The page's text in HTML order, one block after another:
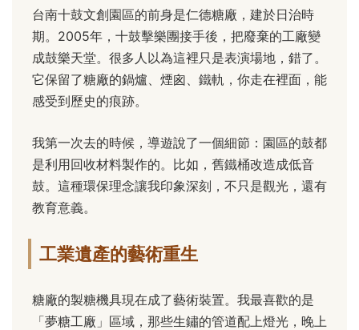
台南十鼓文創園區的前身是仁德糖廠，建於日治時
期。2005年，十鼓擊樂團接手後，把廢棄的工廠變
成鼓樂天堂。很多人以為這裡只是表演場地，錯了。
它保留了糖廠的鍋爐、煙囪、鐵軌，你走在裡面，能
感受到歷史的痕跡。
我第一次去的時候，導遊說了一個細節：園區的鼓都
是利用回收材料製作的。比如，舊鐵桶改造成低音
鼓。這種環保理念讓我印象深刻，不只是觀光，還有
教育意義。
工業遺產的藝術重生
糖廠的製糖機具現在成了藝術裝置。我最喜歡的是
「夢糖工廠」區域，那些生鏽的管道配上燈光，晚上